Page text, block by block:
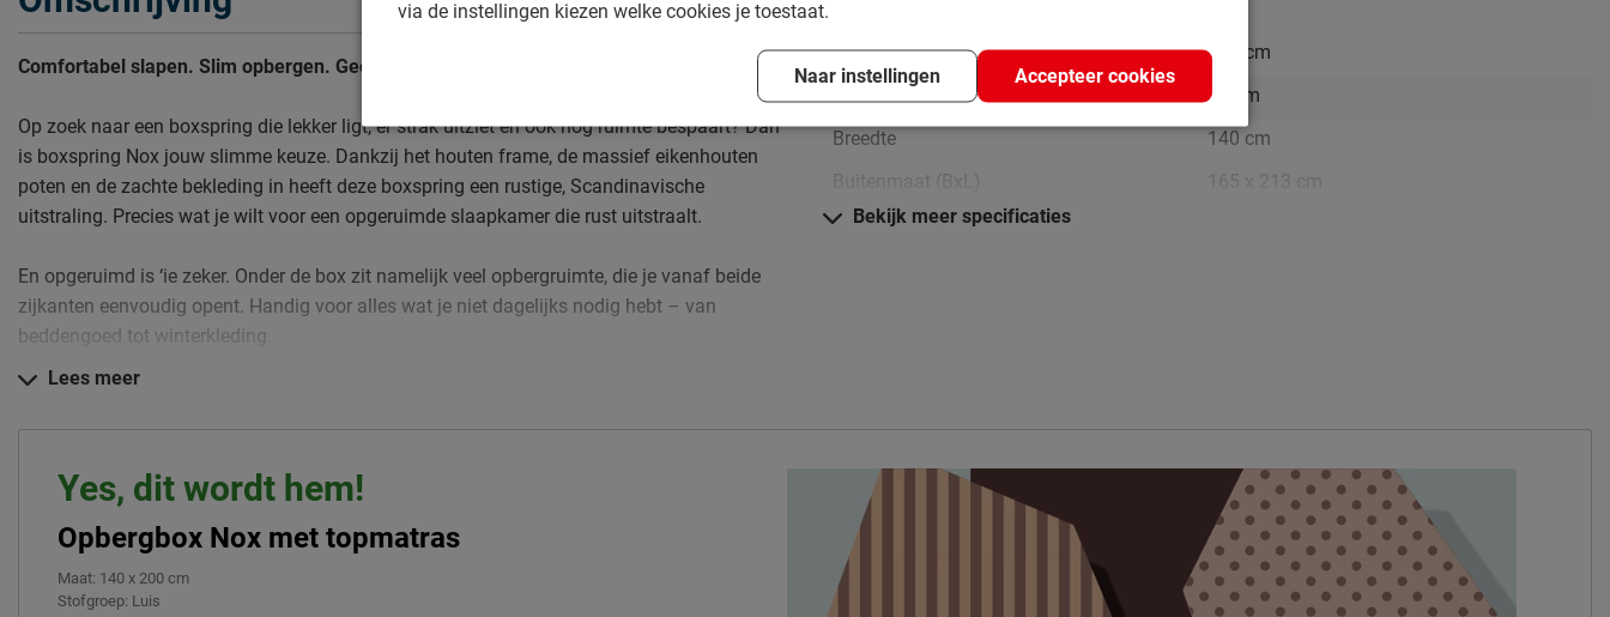
Comfortabel slapen. Slim opbergen. Geen cent te veel.
Op zoek naar een boxspring die lekker ligt, er strak uitziet én ook nog ruimte bespaart? Dan
is boxspring Nox jouw slimme keuze. Dankzij het houten frame, de massief eikenhouten
poten en de zachte bekleding in heeft deze boxspring een rustige, Scandinavische
uitstraling. Precies wat je wilt voor een opgeruimde slaapkamer die rust uitstraalt.
En opgeruimd is ‘ie zeker. Onder de box zit namelijk veel opbergruimte, die je vanaf beide
zijkanten eenvoudig opent. Handig voor alles wat je niet dagelijks nodig hebt – van
beddengoed tot winterkleding.
pocketveermatras met 7 comfortzones dat zich aanpast aan jouw lichaam. Daarbovenop
Daarom kopen
• Stijlvolle, Scandinavische look
Lees meer
Breedte hoofdbord
165 cm
Instaphoogte in cm
60 cm
Breedte
140 cm
Buitenmaat (BxL)
165 x 213 cm
Lengte
Stofgroep
Luis
Uitvoering
Vlak met opbergruimte
Materiaal
polyester
Bekijk meer specificaties
Yes, dit wordt hem!
Opbergbox Nox met topmatras
Maat: 140 x 200 cm
Stofgroep: Luis
via de instellingen kiezen welke cookies je toestaat.
Naar instellingen Accepteer cookies